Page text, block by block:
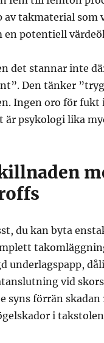
av takmaterial som
en potentiell
det stannar inte
Den tänker
Ingen oro för fukt
är psykologi lika
du kan byta
underlagspapp,
vid
syns förrän
i